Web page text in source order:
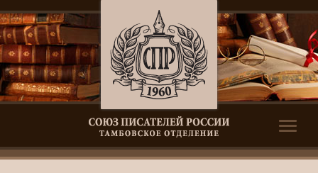
Toggle